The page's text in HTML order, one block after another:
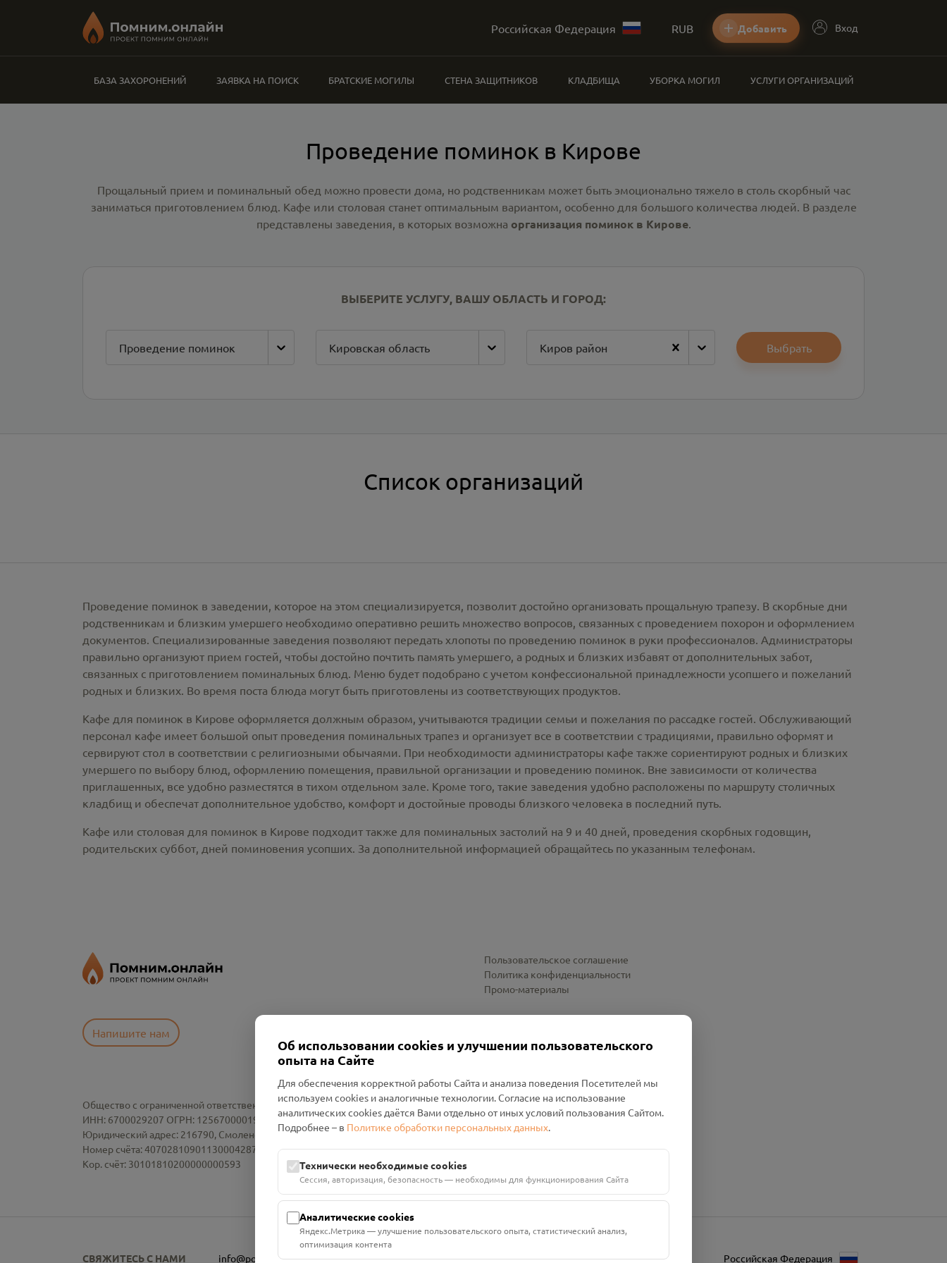
Российская Федерация RUB Добавить Вход
БАЗА ЗАХОРОНЕНИЙ ЗАЯВКА НА ПОИСК БРАТСКИЕ МОГИЛЫ СТЕНА ЗАЩИТНИКОВ КЛАДБИЩА УБОРКА МОГИЛ УСЛУГИ ОРГАНИЗАЦИЙ
Проведение поминок в Кирове
Прощальный прием и поминальный обед можно провести дома, но родственникам может быть эмоционально тяжело в столь скорбный час
заниматься приготовлением блюд. Кафе или столовая станет оптимальным вариантом, особенно для большого количества людей. В разделе
представлены заведения, в которых возможна организация поминок в Кирове.
ВЫБЕРИТЕ УСЛУГУ, ВАШУ ОБЛАСТЬ И ГОРОД:
Проведение поминок Кировская область Киров район Выбрать
Список организаций
Проведение поминок в заведении, которое на этом специализируется, позволит достойно организовать прощальную трапезу. В скорбные дни
родственникам и близким умершего необходимо оперативно решить множество вопросов, связанных с проведением похорон и оформлением
документов. Специализированные заведения позволяют передать хлопоты по проведению поминок в руки профессионалов. Администраторы
правильно организуют прием гостей, чтобы достойно почтить память умершего, а родных и близких избавят от дополнительных забот,
связанных с приготовлением поминальных блюд. Меню будет подобрано с учетом конфессиональной принадлежности усопшего и пожеланий
родных и близких. Во время поста блюда могут быть приготовлены из соответствующих продуктов.
Кафе для поминок в Кирове оформляется должным образом, учитываются традиции семьи и пожелания по рассадке гостей. Обслуживающий
персонал кафе имеет большой опыт проведения поминальных трапез и организует все в соответствии с традициями, правильно оформят и
сервируют стол в соответствии с религиозными обычаями. При необходимости администраторы кафе также сориентируют родных и близких
умершего по выбору блюд, оформлению помещения, правильной организации и проведению поминок. Вне зависимости от количества
приглашенных, все удобно разместятся в тихом отдельном зале. Кроме того, такие заведения удобно расположены по маршруту столичных
кладбищ и обеспечат дополнительное удобство, комфорт и достойные проводы близкого человека в последний путь.
Кафе или столовая для поминок в Кирове подходит также для поминальных застолий на 9 и 40 дней, проведения скорбных годовщин,
родительских суббот, дней поминовения усопших. За дополнительной информацией обращайтесь по указанным телефонам.
Напишите нам
Пользовательское соглашение
Политика конфиденциальности
Промо-материалы
Общество с ограниченной ответственностью «Смоленский Проект Помним»
ИНН: 6700029207 ОГРН: 1256700001986
Юридический адрес: 216790, Смоленская область, р-н Руднянский, г. Рудня, улица Западная, д. 26А, пом. 18
Номер счёта: 40702810901130004287 в АО "АЛЬФА-БАНК"
Кор. счёт: 30101810200000000593
СВЯЖИТЕСЬ С НАМИ info@pomnim.online Российская Федерация
Об использовании cookies и улучшении пользовательского
опыта на Сайте
Для обеспечения корректной работы Сайта и анализа поведения Посетителей мы
используем cookies и аналогичные технологии. Согласие на использование
аналитических cookies даётся Вами отдельно от иных условий пользования Сайтом.
Подробнее – в Политике обработки персональных данных.
Технически необходимые cookies
Сессия, авторизация, безопасность — необходимы для функционирования Сайта
Аналитические cookies
Яндекс.Метрика — улучшение пользовательского опыта, статистический анализ,
оптимизация контента